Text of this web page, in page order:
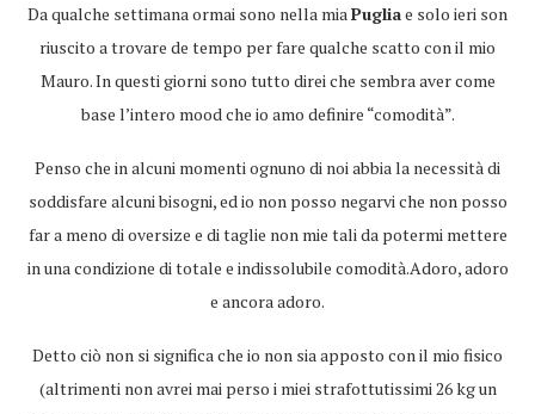
Da qualche settimana ormai sono nella miaPugliae solo ieri son
riuscito a trovare de tempo per fare qualche scatto con il mio
Mauro. In questi giorni sono tutto direi che sembra aver come
base l’intero mood che io amo definire “comodità”.
Penso che in alcuni momenti ognuno di noi abbia la necessità di
soddisfare alcuni bisogni, ed io non posso negarvi che non posso
far a meno di oversize e di taglie non mie tali da potermi mettere
in una condizione di totale e indissolubile comodità.Adoro, adoro
e ancora adoro.
Detto ciò non si significa che io non sia apposto con il mio fisico
(altrimenti non avrei mai perso i miei strafottutissimi 26 kg un